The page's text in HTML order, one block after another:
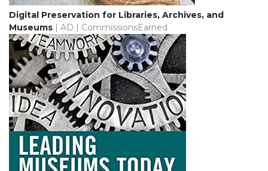
Digital Preservation for Libraries, Archives, and
Museums | AD | CommissionsEarned